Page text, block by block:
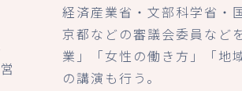
経済産業省・文部科学省・
京都などの審議会委員など
業」「女性の働き方」「地
の講演も行う。